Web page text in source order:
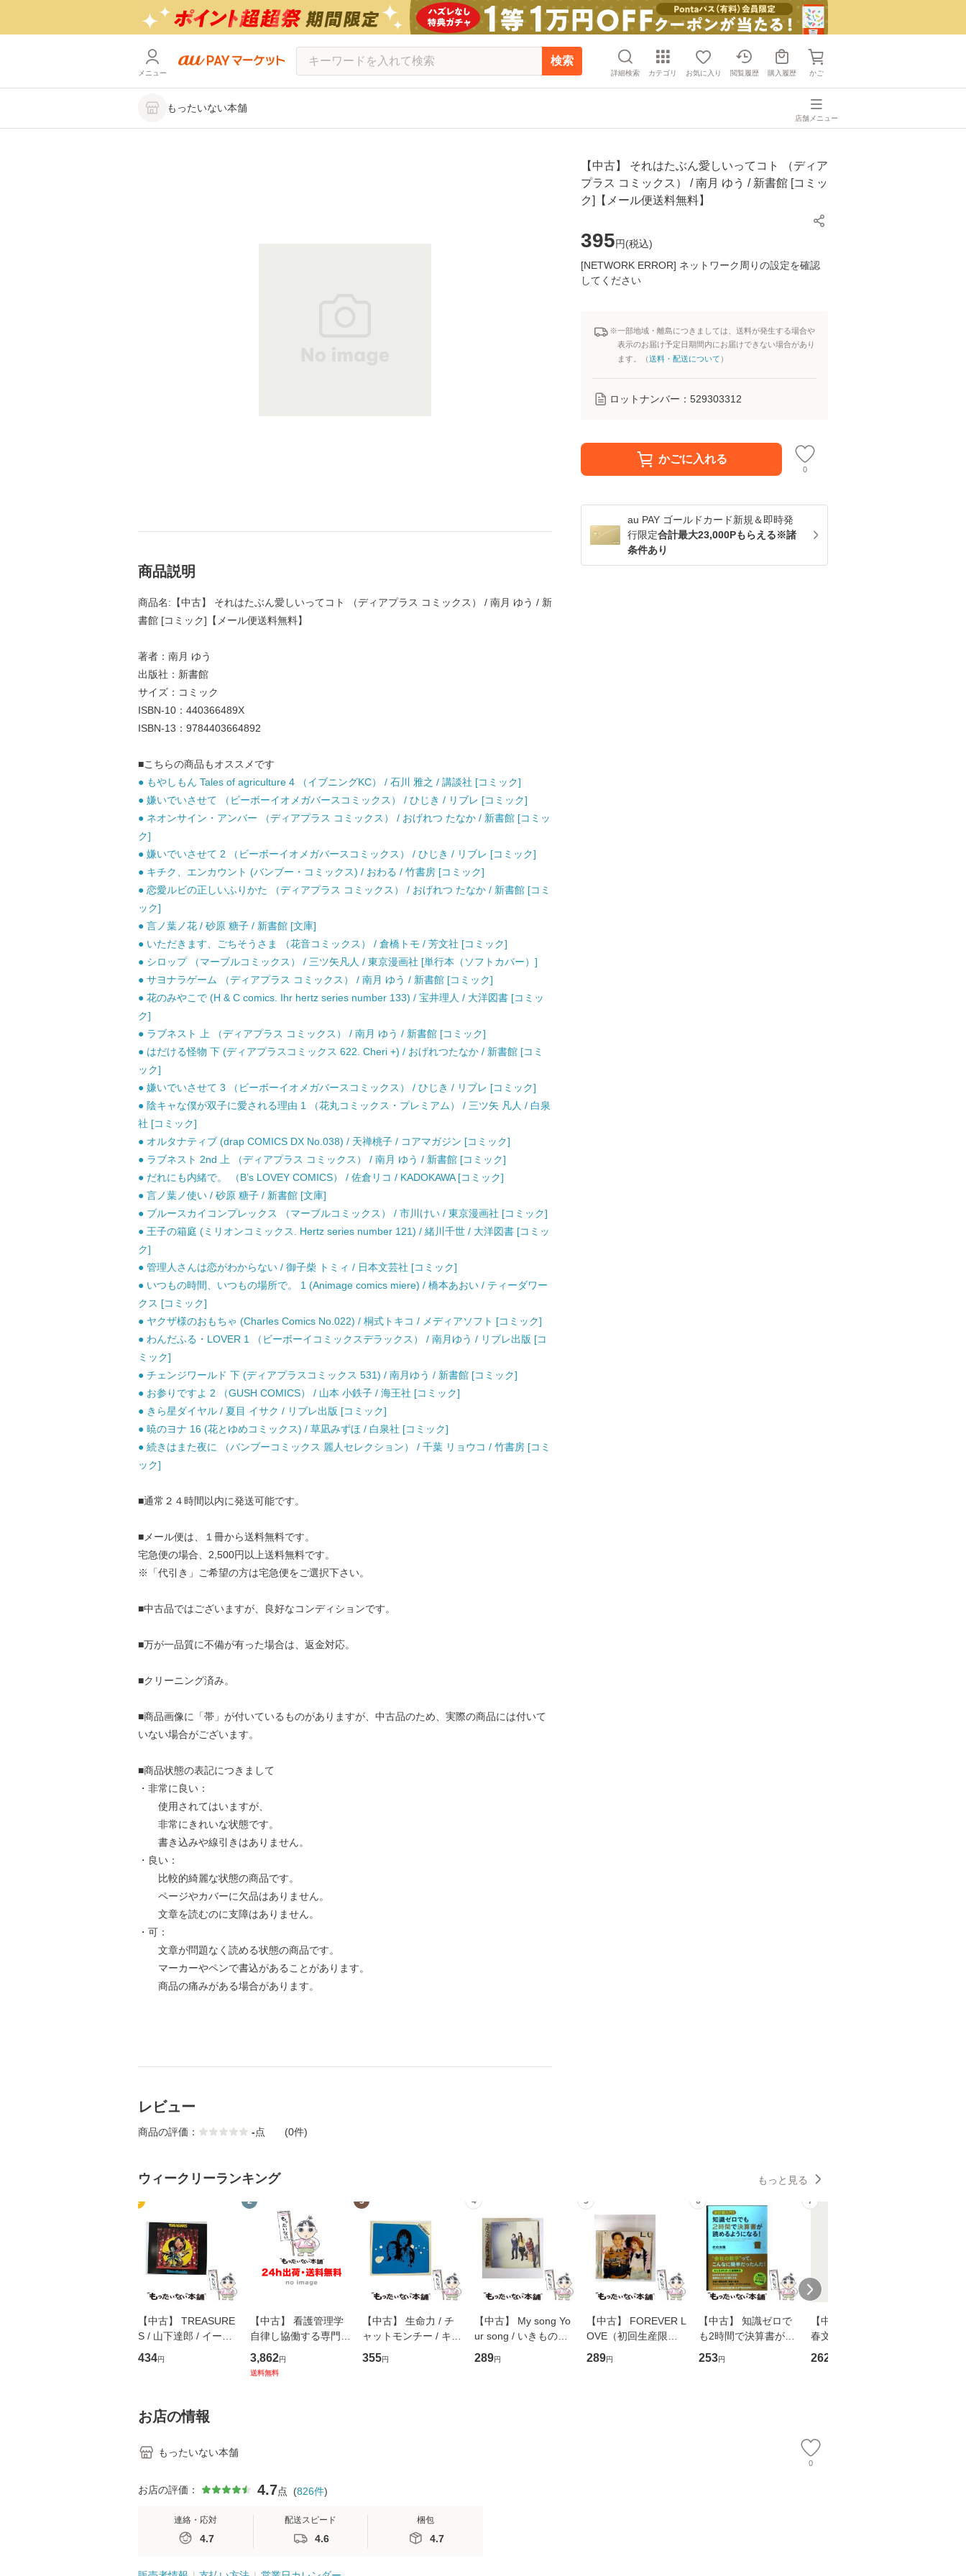
メニュー
検索
詳細検索 カテゴリ お気に入り 閲覧履歴 購入履歴 かご
もったいない本舗
店舗メニュー
【中古】 それはたぶん愛しいってコト （ディア
プラス コミックス） / 南月 ゆう / 新書館 [コミッ
ク]【メール便送料無料】
395円(税込)
[NETWORK ERROR] ネットワーク周りの設定を確認
してください
※一部地域・離島につきましては、送料が発生する場合や
表示のお届け予定日期間内にお届けできない場合があり
ます。（送料・配送について ）
ロットナンバー： 529303312
かごに入れる
0
au PAY ゴールドカード新規＆即時発
行限定合計最大23,000Pもらえる※諸
条件あり
商品説明
商品名:【中古】 それはたぶん愛しいってコト （ディアプラス コミックス） / 南月 ゆう / 新
書館 [コミック]【メール便送料無料】
著者：南月 ゆう
出版社：新書館
サイズ：コミック
ISBN-10：440366489X
ISBN-13：9784403664892
■こちらの商品もオススメです
● もやしもん Tales of agriculture 4 （イブニングKC） / 石川 雅之 / 講談社 [コミック]
● 嫌いでいさせて （ビーボーイオメガバースコミックス） / ひじき / リブレ [コミック]
● ネオンサイン・アンバー （ディアプラス コミックス） / おげれつ たなか / 新書館 [コミッ
ク]
● 嫌いでいさせて 2 （ビーボーイオメガバースコミックス） / ひじき / リブレ [コミック]
● キチク、エンカウント (バンブー・コミックス) / おわる / 竹書房 [コミック]
● 恋愛ルビの正しいふりかた （ディアプラス コミックス） / おげれつ たなか / 新書館 [コミ
ック]
● 言ノ葉ノ花 / 砂原 糖子 / 新書館 [文庫]
● いただきます、ごちそうさま （花音コミックス） / 倉橋トモ / 芳文社 [コミック]
● シロップ （マーブルコミックス） / 三ツ矢凡人 / 東京漫画社 [単行本（ソフトカバー）]
● サヨナラゲーム （ディアプラス コミックス） / 南月 ゆう / 新書館 [コミック]
● 花のみやこで (H & C comics. Ihr hertz series number 133) / 宝井理人 / 大洋図書 [コミッ
ク]
● ラブネスト 上 （ディアプラス コミックス） / 南月 ゆう / 新書館 [コミック]
● はだける怪物 下 (ディアプラスコミックス 622. Cheri +) / おげれつたなか / 新書館 [コミ
ック]
● 嫌いでいさせて 3 （ビーボーイオメガバースコミックス） / ひじき / リブレ [コミック]
● 陰キャな僕が双子に愛される理由 1 （花丸コミックス・プレミアム） / 三ツ矢 凡人 / 白泉
社 [コミック]
● オルタナティブ (drap COMICS DX No.038) / 天禅桃子 / コアマガジン [コミック]
● ラブネスト 2nd 上 （ディアプラス コミックス） / 南月 ゆう / 新書館 [コミック]
● だれにも内緒で。 （B’s LOVEY COMICS） / 佐倉リコ / KADOKAWA [コミック]
● 言ノ葉ノ使い / 砂原 糖子 / 新書館 [文庫]
● ブルースカイコンプレックス （マーブルコミックス） / 市川けい / 東京漫画社 [コミック]
● 王子の箱庭 (ミリオンコミックス. Hertz series number 121) / 緒川千世 / 大洋図書 [コミッ
ク]
● 管理人さんは恋がわからない / 御子柴 トミィ / 日本文芸社 [コミック]
● いつもの時間、いつもの場所で。 1 (Animage comics miere) / 橋本あおい / ティーダワー
クス [コミック]
● ヤクザ様のおもちゃ (Charles Comics No.022) / 桐式トキコ / メディアソフト [コミック]
● わんだふる・LOVER 1 （ビーボーイコミックスデラックス） / 南月ゆう / リブレ出版 [コ
ミック]
● チェンジワールド 下 (ディアプラスコミックス 531) / 南月ゆう / 新書館 [コミック]
● お参りですよ 2 （GUSH COMICS） / 山本 小鉄子 / 海王社 [コミック]
● きら星ダイヤル / 夏目 イサク / リブレ出版 [コミック]
● 暁のヨナ 16 (花とゆめコミックス) / 草凪みずほ / 白泉社 [コミック]
● 続きはまた夜に （バンブーコミックス 麗人セレクション） / 千葉 リョウコ / 竹書房 [コミ
ック]
■通常２４時間以内に発送可能です。
■メール便は、１冊から送料無料です。
宅急便の場合、2,500円以上送料無料です。
※「代引き」ご希望の方は宅急便をご選択下さい。
■中古品ではございますが、良好なコンディションです。
■万が一品質に不備が有った場合は、返金対応。
■クリーニング済み。
■商品画像に「帯」が付いているものがありますが、中古品のため、実際の商品には付いて
いない場合がございます。
■商品状態の表記につきまして
・非常に良い：
使用されてはいますが、
非常にきれいな状態です。
書き込みや線引きはありません。
・良い：
比較的綺麗な状態の商品です。
ページやカバーに欠品はありません。
文章を読むのに支障はありません。
・可：
文章が問題なく読める状態の商品です。
マーカーやペンで書込があることがあります。
商品の痛みがある場合があります。
レビュー
商品の評価： -点 (0件)
ウィークリーランキング もっと見る
1
【中古】 TREASURE
S / 山下達郎 / イース
トウエスト・ジャパン
[CD]【メール便送料無
434円
2
【中古】 看護管理学
自律し協働する専門職
の看護マネジメントス
キル 改訂第3版 (看護
3,862円
送料無料
3
【中古】 生命力 / チ
ャットモンチー / キュ
ーンレコード [CD]
【メール便送料無料】
355円
4
【中古】 My song Yo
ur song / いきものが
かり / [CD]【メール便
送料無料】
289円
5
【中古】 FOREVER L
OVE（初回生産限定
盤） / 清水翔太×加藤
ミリヤ / [CD]【メール
289円
6
【中古】 知識ゼロで
も2時間で決算書が読
めるようになる！ 会
計超入門！ / 佐伯 良
253円
7
【中古】 予知夢 （文
春文庫） / 東野 圭吾 /
文藝春秋 [文庫]【メー
262
お店の情報
もったいない本舗
0
お店の評価： 4.7点 (826件)
連絡・応対
4.7
配送スピード
4.6
梱包
4.7